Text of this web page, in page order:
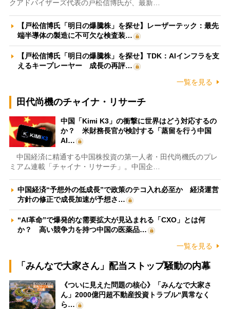
クアドバイザーズ代表の戸松信博氏が、最新…
【戸松信博氏「明日の爆騰株」を探せ】レーザーテック：最先
端半導体の製造に不可欠な検査装…
【戸松信博氏「明日の爆騰株」を探せ】TDK：AIインフラを支
えるキープレーヤー 成長の再評…
一覧を見る
田代尚機のチャイナ・リサーチ
中国「Kimi K3」の衝撃に世界はどう対応するの
か？ 米財務長官が検討する「蒸留を行う中国
AI…
中国経済に精通する中国株投資の第一人者・田代尚機氏のプレ
ミアム連載「チャイナ・リサーチ」。中国企…
中国経済“予想外の低成長”で政策のテコ入れ必至か 経済運営
方針の修正で成長加速が予想さ…
“AI革命”で爆発的な需要拡大が見込まれる「CXO」とは何
か？ 高い競争力を持つ中国の医薬品…
一覧を見る
「みんなで大家さん」配当ストップ騒動の内幕
《ついに見えた問題の核心》「みんなで大家さ
ん」2000億円超不動産投資トラブル“異常なく
ら…